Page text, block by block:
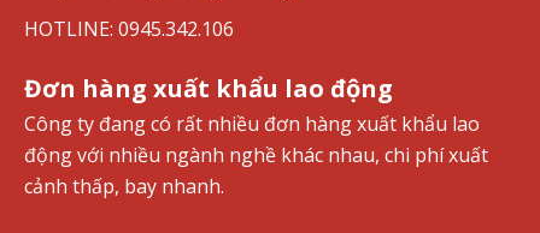
HOTLINE: 0945.342.106
Đơn hàng xuất khẩu lao động
Công ty đang có rất nhiều đơn hàng xuất khẩu lao
động với nhiều ngành nghề khác nhau, chi phí xuất
cảnh thấp, bay nhanh.